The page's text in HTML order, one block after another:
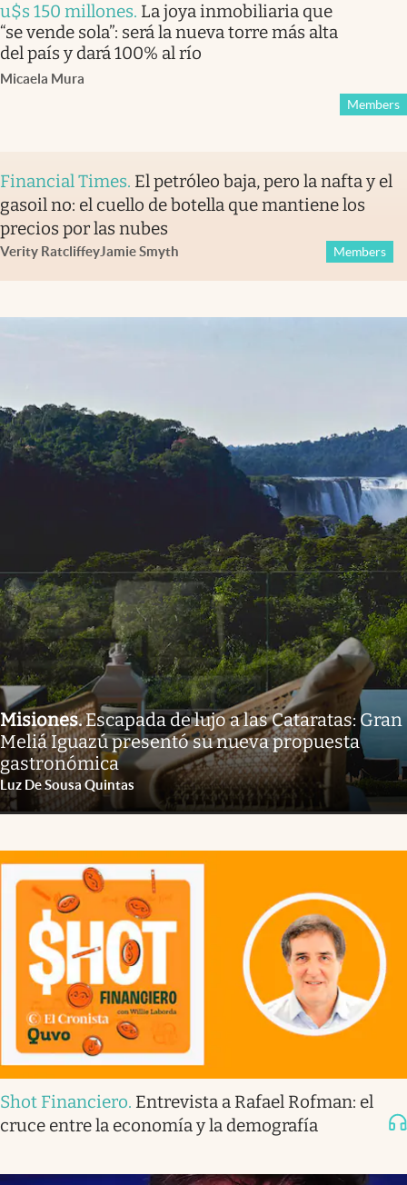
u$s 150 millones. La joya inmobiliaria que
“se vende sola”: será la nueva torre más alta
del país y dará 100% al río
Micaela Mura
Members
Financial Times. El petróleo baja, pero la nafta y el
gasoil no: el cuello de botella que mantiene los
precios por las nubes
Verity RatcliffeyJamie Smyth Members
Misiones.Escapada de lujo a las Cataratas: Gran
Meliá Iguazú presentó su nueva propuesta
gastronómica
Luz De Sousa Quintas
Shot Financiero. Entrevista a Rafael Rofman: el
cruce entre la economía y la demografía